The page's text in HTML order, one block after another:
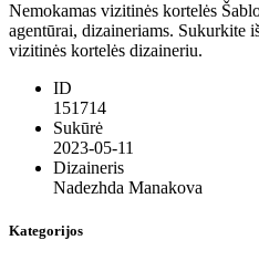
Nemokamas vizitinės kortelės
agentūrai, dizaineriams. Sukurkite
vizitinės kortelės dizaineriu.
ID
151714
Sukūrė
2023-05-11
Dizaineris
Nadezhda Manakova
Kategorijos